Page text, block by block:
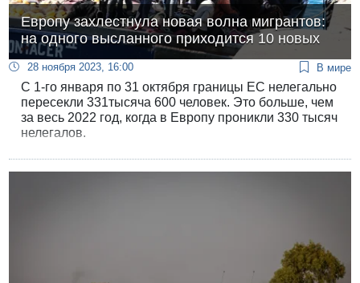
Европу захлестнула новая волна мигрантов:
на одного высланного приходится 10 новых
28 ноября 2023, 16:00 В мире
С 1-го января по 31 октября границы ЕС нелегально
пересекли 331тысяча 600 человек. Это больше, чем
за весь 2022 год, когда в Европу проникли 330 тысяч
нелегалов.